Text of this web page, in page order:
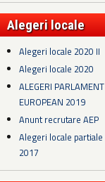
Alegeri locale
Alegeri locale 2020 II
Alegeri locale 2020
ALEGERI PARLAMENT
EUROPEAN 2019
Anunt recrutare AEP
Alegeri locale partiale
2017